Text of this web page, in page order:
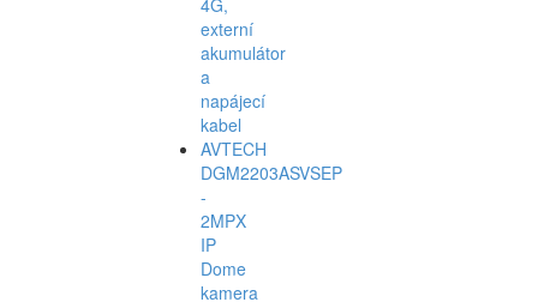
externí
akumulátor
a
napájecí
kabel
AVTECH
DGM2203ASVSEP
-
2MPX
IP
Dome
kamera